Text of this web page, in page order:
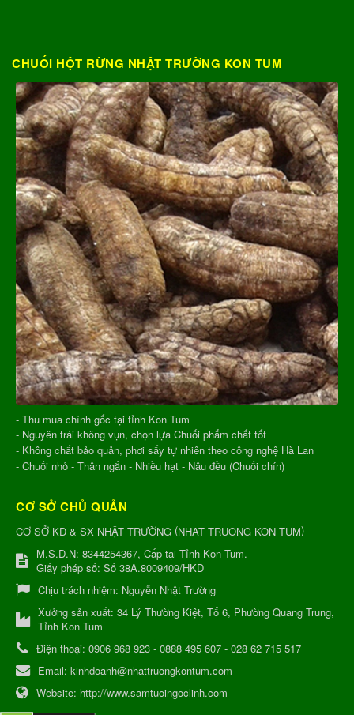
CHUỐI HỘT RỪNG NHẬT TRƯỜNG KON TUM
- Thu mua chính gốc tại tỉnh Kon Tum
- Nguyên trái không vụn, chọn lựa Chuối phẩm chất tốt
- Không chất bảo quản, phơi sấy tự nhiên theo công nghệ Hà Lan
- Chuối nhỏ - Thân ngắn - Nhiều hạt - Nâu đều (Chuối chín)
CƠ SỞ CHỦ QUẢN
CƠ SỞ KD & SX NHẬT TRƯỜNG (NHAT TRUONG KON TUM)
M.S.D.N: 8344254367, Cấp tại Tỉnh Kon Tum.
Giấy phép số: Số 38A.8009409/HKD
Chịu trách nhiệm: Nguyễn Nhật Trường
Xưởng sản xuất: 34 Lý Thường Kiệt, Tổ 6, Phường Quang Trung,
Tỉnh Kon Tum
Điện thoại: 0906 968 923 - 0888 495 607 - 028 62 715 517
Email: kinhdoanh@nhattruongkontum.com
Website: http://www.samtuoingoclinh.com